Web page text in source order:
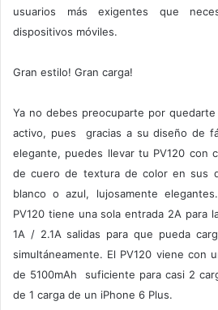
usuarios más exigentes que
dispositivos móviles.
Gran estilo! Gran carga!
Ya no debes preocuparte por
activo, pues gracias a su diseño de
elegante, puedes llevar tu PV120 con
de cuero de textura de color en sus
blanco o azul, lujosamente
PV120 tiene una sola entrada 2A para
1A / 2.1A salidas para que pueda
simultáneamente. El PV120 viene con
de 5100mAh suficiente para casi 2
de 1 carga de un iPhone 6 Plus.